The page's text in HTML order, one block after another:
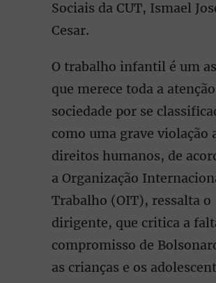
Sociais da CUT, Ismael
Cesar.
O trabalho infantil é um
que merece toda a
sociedade por se
como uma grave violação
direitos humanos, de
a Organização
Trabalho (OIT), ressalta o
dirigente, que critica a
compromisso de
as crianças e os